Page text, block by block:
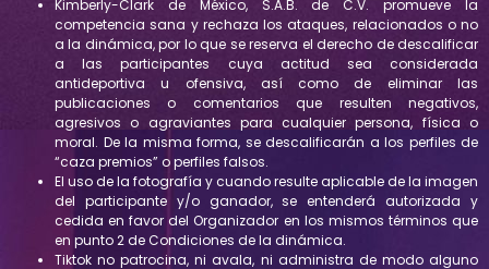
Kimberly-Clark de México, S.A.B. de C.V. promueve la
competencia sana y rechaza los ataques, relacionados o no
a la dinámica, por lo que se reserva el derecho de descalificar
a las participantes cuya actitud sea considerada
antideportiva u ofensiva, así como de eliminar las
publicaciones o comentarios que resulten negativos,
agresivos o agraviantes para cualquier persona, física o
moral. De la misma forma, se descalificarán a los perfiles de
“caza premios” o perfiles falsos.
El uso de la fotografía y cuando resulte aplicable de la imagen
del participante y/o ganador, se entenderá autorizada y
cedida en favor del Organizador en los mismos términos que
en punto 2 de Condiciones de la dinámica.
Tiktok no patrocina, ni avala, ni administra de modo alguno